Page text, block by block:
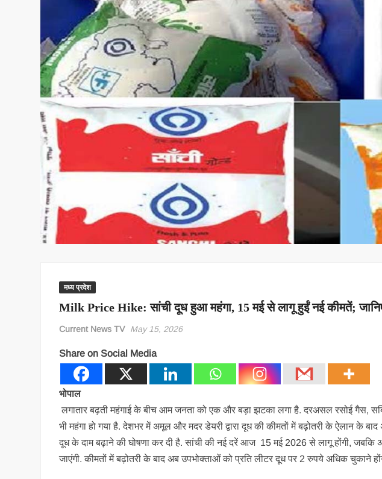
मध्य प्रदेश
Milk Price Hike: सांची दूध हुआ महंगा, 15 मई से लागू हुईं नई कीमतें;
Current News TV May 15, 2026
Share on Social Media
भोपाल
लगातार बढ़ती महंगाई के बीच आम जनता को एक और बड़ा झटका लगा है. दरअसल रसोई गैस,
भी महंगा हो गया है. देशभर में अमूल और मदर डेयरी द्वारा दूध की कीमतों में बढ़ोतरी के ऐलान के
दूध के दाम बढ़ाने की घोषणा कर दी है. सांची की नई दरें आज 15 मई 2026 से लागू होंगी, जबकि
जाएंगी. कीमतों में बढ़ोतरी के बाद अब उपभोक्ताओं को प्रति लीटर दूध पर 2 रुपये अधिक चुकाने